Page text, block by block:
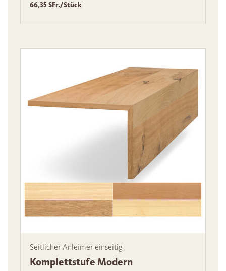
66,35 SFr./Stück
Seitlicher Anleimer einseitig
Komplettstufe Modern